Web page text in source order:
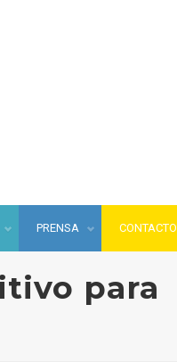
PRENSA CONTACTO
para